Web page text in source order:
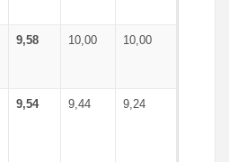
9,58 10,00 10,00
9,54 9,44 9,24